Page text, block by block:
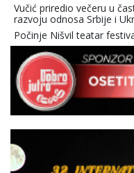
Vučić priredio večeru u
razvoju odnosa Srbije i
Počinje Nišvil teatar